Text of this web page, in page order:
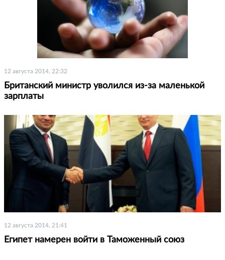
12 августа 2014, 22:32
Британский министр уволился из-за маленькой
зарплаты
12 августа 2014, 21:41
Египет намерен войти в Таможенный союз